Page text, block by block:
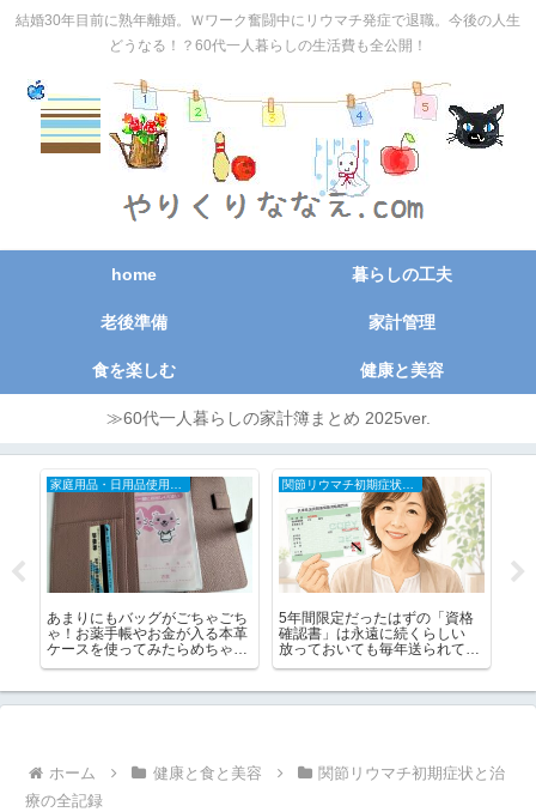
結婚30年目前に熟年離婚。Ｗワーク奮闘中にリウマチ発症で退職。今後の人生
どうなる！？60代一人暮らしの生活費も全公開！
home 暮らしの工夫
老後準備 家計管理
食を楽しむ 健康と美容
≫60代一人暮らしの家計簿まとめ 2025ver.
あまりにもバッグがごちゃごち
ゃ！お薬手帳やお金が入る本革
ケースを使ってみたらめちゃ便
5年間限定だったはずの「資格
確認書」は永遠に続くらしい
放っておいても毎年送られてく
ホーム 健康と食と美容
関節リウマチ初期症状と治
療の全記録